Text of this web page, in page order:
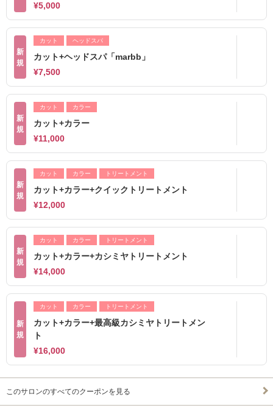
¥5,000
新
規
カット ヘッドスパ
カット+ヘッドスパ「marbb」
¥7,500
新
規
カット カラー
カット+カラー
¥11,000
新
規
カット カラー トリートメント
カット+カラー+クイックトリートメント
¥12,000
新
規
カット カラー トリートメント
カット+カラー+カシミヤトリートメント
¥14,000
新
規
カット カラー トリートメント
カット+カラー+最高級カシミヤトリートメン
ト
¥16,000
このサロンのすべてのクーポンを見る